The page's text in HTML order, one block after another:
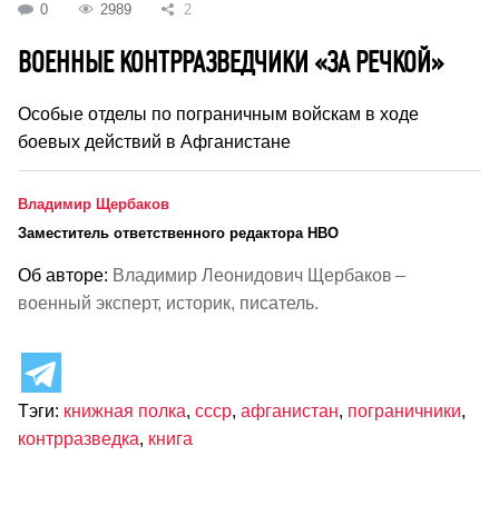
0 2989 2
ВОЕННЫЕ КОНТРРАЗВЕДЧИКИ «ЗА РЕЧКОЙ»
Особые отделы по пограничным войскам в ходе
боевых действий в Афганистане
Владимир Щербаков
Заместитель ответственного редактора НВО
Об авторе: Владимир Леонидович Щербаков –
военный эксперт, историк, писатель.
Тэги: книжная полка, ссср, афганистан, пограничники,
контрразведка, книга